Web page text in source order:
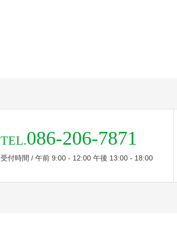
TEL.086-206-7871
受付時間 / 午前 9:00 - 12:00 午後 13:00 - 18:00